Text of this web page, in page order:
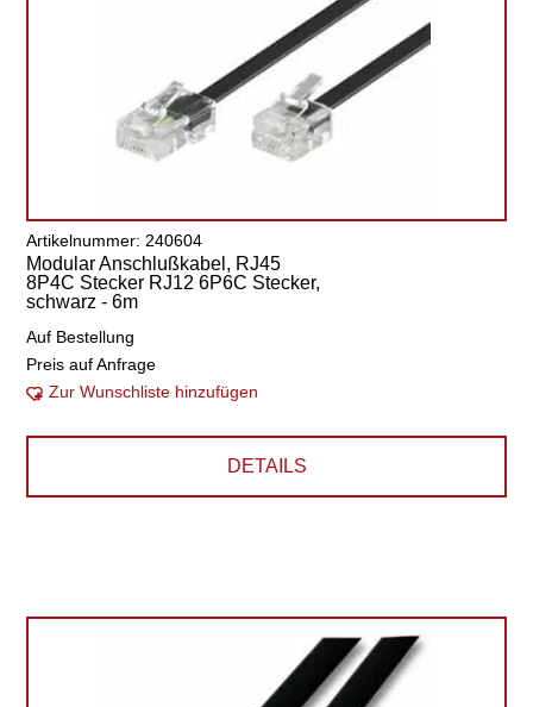
Artikelnummer: 240604
Modular Anschlußkabel, RJ45
8P4C Stecker RJ12 6P6C Stecker,
schwarz - 6m
Auf Bestellung
Preis auf Anfrage
Zur Wunschliste hinzufügen
DETAILS